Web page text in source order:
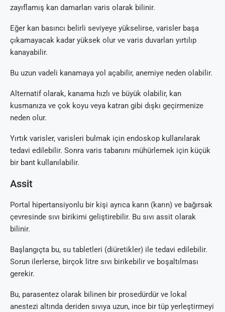
zayıflamış kan damarları varis olarak bilinir.
Eğer kan basıncı belirli seviyeye yükselirse, varisler başa
çıkamayacak kadar yüksek olur ve varis duvarları yırtılıp
kanayabilir.
Bu uzun vadeli kanamaya yol açabilir, anemiye neden olabilir.
Alternatif olarak, kanama hızlı ve büyük olabilir, kan
kusmanıza ve çok koyu veya katran gibi dışkı geçirmenize
neden olur.
Yırtık varisler, varisleri bulmak için endoskop kullanılarak
tedavi edilebilir. Sonra varis tabanını mühürlemek için küçük
bir bant kullanılabilir.
Assit
Portal hipertansiyonlu bir kişi ayrıca karın (karın) ve bağırsak
çevresinde sıvı birikimi geliştirebilir. Bu sıvı assit olarak
bilinir.
Başlangıçta bu, su tabletleri (diüretikler) ile tedavi edilebilir.
Sorun ilerlerse, birçok litre sıvı birikebilir ve boşaltılması
gerekir.
Bu, parasentez olarak bilinen bir prosedürdür ve lokal
anestezi altında deriden sıvıya uzun, ince bir tüp yerleştirmeyi